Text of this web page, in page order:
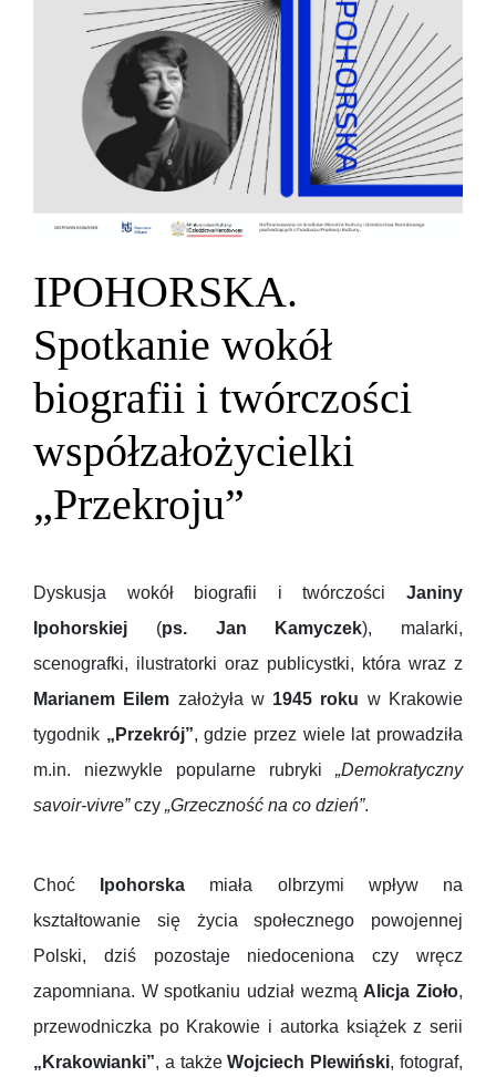
IPOHORSKA.
Spotkanie wokół
biografii i twórczości
współzałożycielki
„Przekroju”
Dyskusja wokół biografii i twórczości Janiny
Ipohorskiej (ps. Jan Kamyczek), malarki,
scenografki, ilustratorki oraz publicystki, która wraz z
Marianem Eilem założyła w 1945 roku w Krakowie
tygodnik „Przekrój”, gdzie przez wiele lat prowadziła
m.in. niezwykle popularne rubryki „Demokratyczny
savoir-vivre”czy „Grzeczność na co dzień”.
Choć Ipohorska miała olbrzymi wpływ na
kształtowanie się życia społecznego powojennej
Polski, dziś pozostaje niedoceniona czy wręcz
zapomniana. W spotkaniu udział wezmą Alicja Zioło,
przewodniczka po Krakowie i autorka książek z serii
„Krakowianki”, a takżeWojciech Plewiński, fotograf,